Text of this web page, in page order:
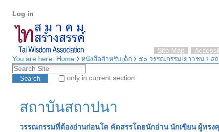
content.
Skip
to
navigation
Site Map
tools
Log in
You are here: Home › หนังสือสำหรับเด็ก › ๕๐ วรรณกรรมเยาวชน › ส
Search Site
only in current section
สถาบันสถาปนา
วรรณกรรมที่ต้องอ่านก่อนโต คัดสรรโดยนักอ่าน นักเขียน ผู้ทร